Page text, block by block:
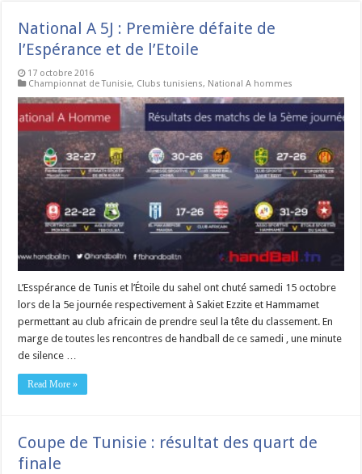
National A 5J : Première défaite de
l’Espérance et de l’Etoile
17 octobre 2016
Championnat de Tunisie, Clubs tunisiens, National A hommes
L’Esspérance de Tunis et l’Étoile du sahel ont chuté samedi 15 octobre
lors de la 5e journée respectivement à Sakiet Ezzite et Hammamet
permettant au club africain de prendre seul la tête du classement. En
marge de toutes les rencontres de handball de ce samedi , une minute
de silence …
Read More »
Coupe de Tunisie : résultat des quart de
finale